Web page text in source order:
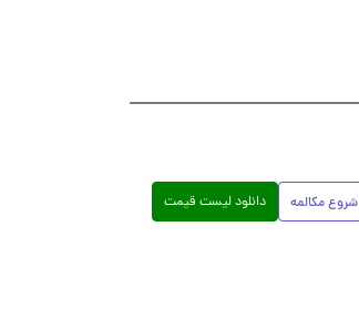
شروع مکالمه دانلود لیست قیمت